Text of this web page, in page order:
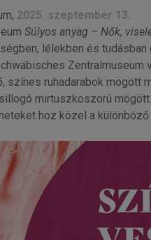
2025. szeptember 13.
Súlyos anyag – Nők,
lélekben és
színes ruhadarabok mögött
mirtuszkoszorú
hoz közel a